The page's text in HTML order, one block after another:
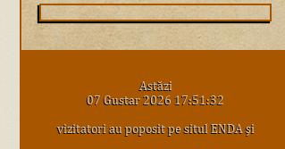
Astăzi
07 Gustar 2026 17:51:32
vizitatori au poposit pe situl ENDA şi